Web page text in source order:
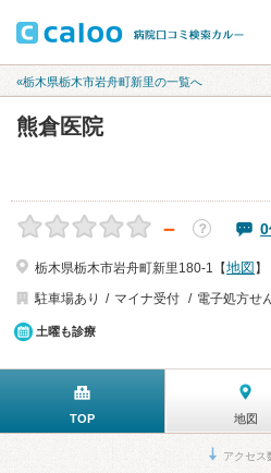
«栃木県栃木市岩舟町新里の一覧へ
熊倉医院
－ ？
栃木県栃木市岩舟町新里180-1【地図 】
駐車場あり
マイナ受付 電子処方せ
土曜も診療
TOP 地図
アクセ